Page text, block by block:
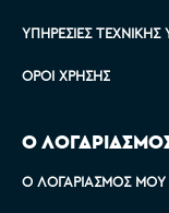
ΥΠΗΡΕΣΊΕΣ ΤΕΧΝΙΚΉΣ
ΌΡΟΙ ΧΡΉΣΗΣ
Ο
Ο ΛΟΓΑΡΙΑΣΜΌΣ ΜΟΥ